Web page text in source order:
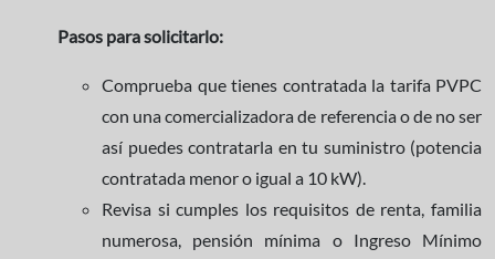
Pasos para solicitarlo:
Comprueba que tienes contratada la tarifa PVPC
con una comercializadora de referencia o de no ser
así puedes contratarla en tu suministro (potencia
contratada menor o igual a 10 kW).
Revisa si cumples los requisitos de renta, familia
numerosa, pensión mínima o Ingreso Mínimo